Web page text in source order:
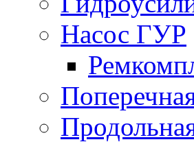
Насос ГУР